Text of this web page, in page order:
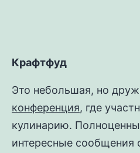
Крафтфуд
Это небольшая, но
конференция, где
кулинарию.
интересные сообщения